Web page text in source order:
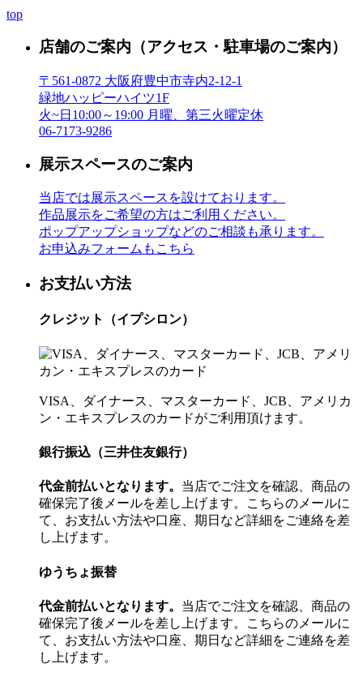
top
店舗のご案内 （アクセス・駐車場のご案内）
〒561-0872 大阪府豊中市寺内2-12-1
緑地ハッピーハイツ1F
火~日10:00～19:00 月曜、第三火曜定休
06-7173-9286
展示スペースのご案内
当店では展示スペースを設けております。
作品展示をご希望の方はご利用ください。
ポップアップショップなどのご相談も承ります。
お申込みフォームもこちら
お支払い方法
クレジット（イプシロン）
VISA、ダイナース、マスターカード、JCB、アメリカ
ン・エキスプレスのカードがご利用頂けます。
銀行振込（三井住友銀行）
代金前払いとなります。 当店でご注文を確認、商品の
確保完了後メールを差し上げます。こちらのメールに
て、お支払い方法や口座、期日など詳細をご連絡を差
し上げます。
ゆうちょ振替
代金前払いとなります。 当店でご注文を確認、商品の
確保完了後メールを差し上げます。こちらのメールに
て、お支払い方法や口座、期日など詳細をご連絡を差
し上げます。